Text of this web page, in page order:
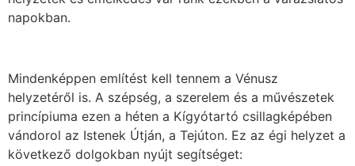
napokban.
Mindenképpen említést kell tennem a Vénusz
helyzetéről is. A szépség, a szerelem és a művészetek
princípiuma ezen a héten a Kígyótartó csillagképében
vándorol az Istenek Útján, a Tejúton. Ez az égi helyzet a
következő dolgokban nyújt segítséget: